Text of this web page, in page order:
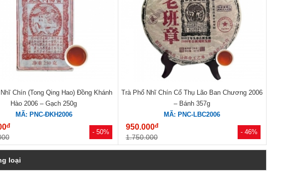
- 50%
Chín (Tong Qing Hao) Đồng Khánh
Hào 2006 – Gạch 250g
MÃ: PNC-ĐKH2006
đ
- 46%
Trà Phổ Nhĩ Chín Cổ Thụ Lão Ban Chương 2006
– Bánh 357g
MÃ: PNC-LBC2006
950.000đ
1.750.000
loại